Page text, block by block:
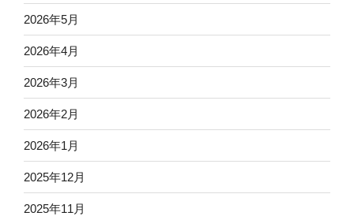
2026年5月
2026年4月
2026年3月
2026年2月
2026年1月
2025年12月
2025年11月